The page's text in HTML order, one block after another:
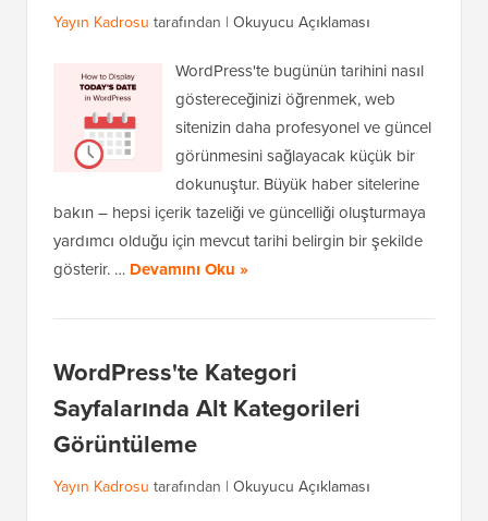
Yayın Kadrosu tarafından | Okuyucu Açıklaması
WordPress'te bugünün tarihini nasıl
göstereceğinizi öğrenmek, web
sitenizin daha profesyonel ve güncel
görünmesini sağlayacak küçük bir
dokunuştur. Büyük haber sitelerine
bakın – hepsi içerik tazeliği ve güncelliği oluşturmaya
yardımcı olduğu için mevcut tarihi belirgin bir şekilde
gösterir. … Devamını Oku »
WordPress'te Kategori
Sayfalarında Alt Kategorileri
Görüntüleme
Yayın Kadrosu tarafından | Okuyucu Açıklaması